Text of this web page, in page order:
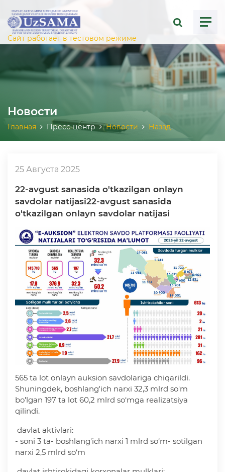
menu
Сайт работает в тестовом режиме
Новости
Главная Пресс-центр Новости Назад
25 Августа 2025
22-avgust sanasida o'tkazilgan onlayn
savdolar natijasi22-avgust sanasida
o'tkazilgan onlayn savdolar natijasi
565 ta lot onlayn auksion savdolariga chiqarildi.
Shuningdek, boshlang'ich narxi 32,3 mlrd so'm
bo'lgan 197 ta lot 60,2 mlrd so‘mga realizatsiya
qilindi.
davlat aktivlari:
- soni 3 ta- boshlang'ich narxi 1 mlrd so‘m- sotilgan
narxi 2,5 mlrd so‘m